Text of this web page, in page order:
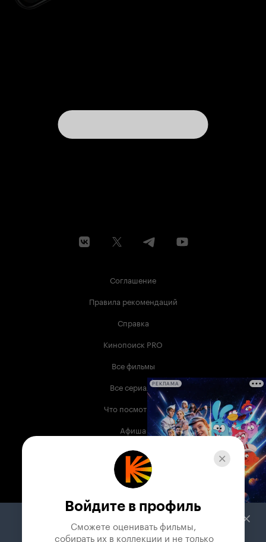
Соглашение
Правила рекомендаций
Справка
Кинопоиск PRO
Все фильмы
Все сериалы
Что посмотреть
Афиша
Музыка
Телепрограмма
Служба поддержки
РЕКЛАМА
Войдите в профиль
Сможете оценивать фильмы,
собирать их в коллекции и не только